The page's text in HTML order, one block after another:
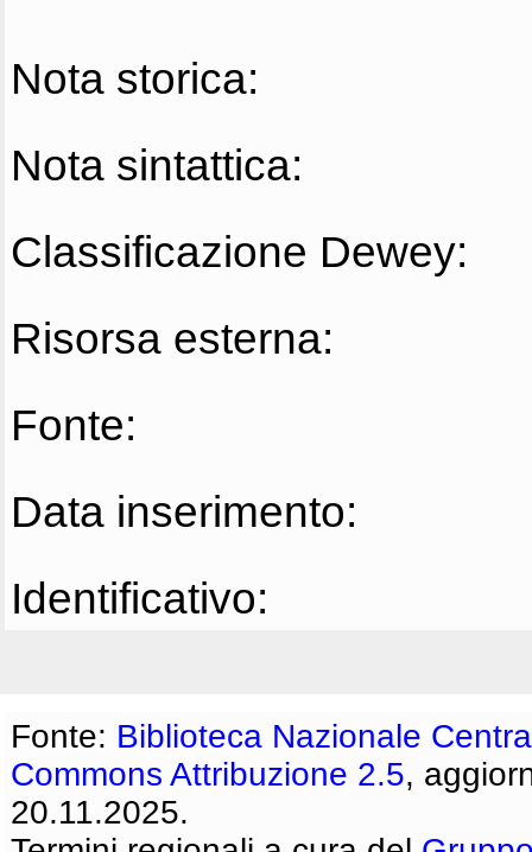
Nota storica:
Nota sintattica:
Classificazione Dewey:
Risorsa esterna:
Fonte:
Data inserimento:
Identificativo:
Fonte: Biblioteca Nazionale
Commons Attribuzione 2.5,
20.11.2025.